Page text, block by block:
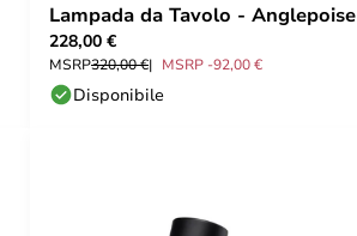
Lampada da Tavolo - Anglepoise
228,00 €
MSRP320,00 € MSRP -92,00 €
Disponibile